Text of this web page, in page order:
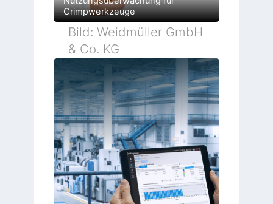
Crimpwerkzeuge
Bild: Weidmüller GmbH
& Co. KG